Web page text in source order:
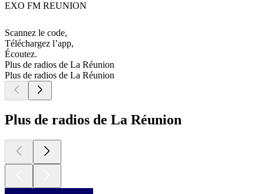
EXO FM REUNION
Scannez le code,
Téléchargez l’app,
Écoutez.
Plus de radios de La Réunion
Plus de radios de La Réunion
Plus de radios de La Réunion